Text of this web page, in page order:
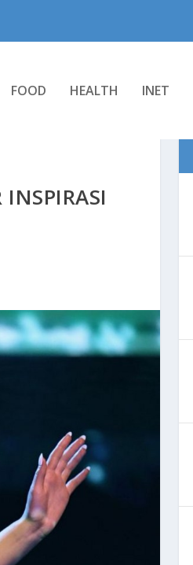
FOOD HEALTH INET